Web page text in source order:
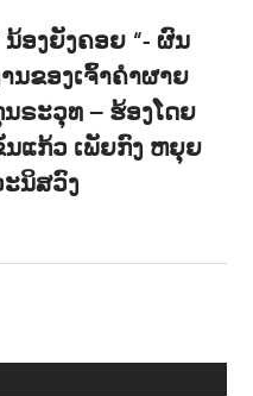
ນ້ອງຍັງຄອຍ “- ຜົນ
ນຂອງເຈົ້າຄຳຜາຍ
ຣະວຸທ – ຮ້ອງໂດຍ
ນແກ້ວ ເພັຍກົງ ຫຍຸຍ
ນິສວົງ